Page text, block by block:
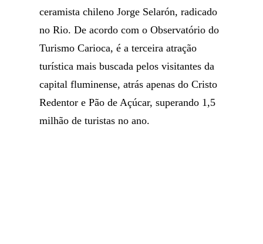
ceramista chileno Jorge Selarón, radicado
no Rio. De acordo com o Observatório do
Turismo Carioca, é a terceira atração
turística mais buscada pelos visitantes da
capital fluminense, atrás apenas do Cristo
Redentor e Pão de Açúcar, superando 1,5
milhão de turistas no ano.